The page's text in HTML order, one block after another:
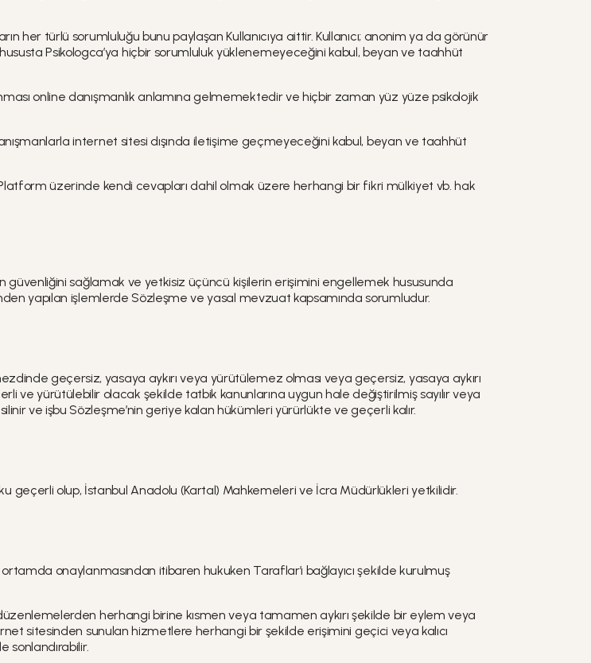
her türlü sorumluluğu bunu paylaşan Kullanıcıya aittir. Kullanıcı; anonim ya da görünür
Psikologca’ya hiçbir sorumluluk yüklenemeyeceğini kabul, beyan ve taahhüt
online danışmanlık anlamına gelmemektedir ve hiçbir zaman yüz yüze psikolojik
internet sitesi dışında iletişime geçmeyeceğini kabul, beyan ve taahhüt
üzerinde kendi cevapları dahil olmak üzere herhangi bir fikri mülkiyet vb. hak
güvenliğini sağlamak ve yetkisiz üçüncü kişilerin erişimini engellemek hususunda
yapılan işlemlerde Sözleşme ve yasal mevzuat kapsamında sorumludur.
geçersiz, yasaya aykırı veya yürütülemez olması veya geçersiz, yasaya aykırı
yürütülebilir olacak şekilde tatbik kanunlarına uygun hale değiştirilmiş sayılır veya
ve işbu Sözleşme’nin geriye kalan hükümleri yürürlükte ve geçerli kalır.
geçerli olup, İstanbul Anadolu (Kartal) Mahkemeleri ve İcra Müdürlükleri yetkilidir.
ortamda onaylanmasından itibaren hukuken Taraflar’ı bağlayıcı şekilde kurulmuş
düzenlemelerden herhangi birine kısmen veya tamamen aykırı şekilde bir eylem veya
sitesinden sunulan hizmetlere herhangi bir şekilde erişimini geçici veya kalıcı
sonlandırabilir.